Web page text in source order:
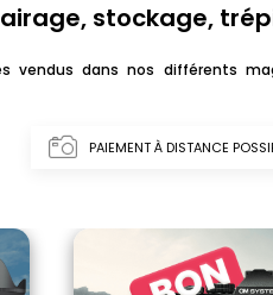
stockage,
vendus dans nos différents
PAIEMENT À DISTANCE